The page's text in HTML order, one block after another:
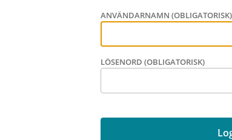
ANVÄNDARNAMN (OBLIGATORISK)
LÖSENORD (OBLIGATORISK)